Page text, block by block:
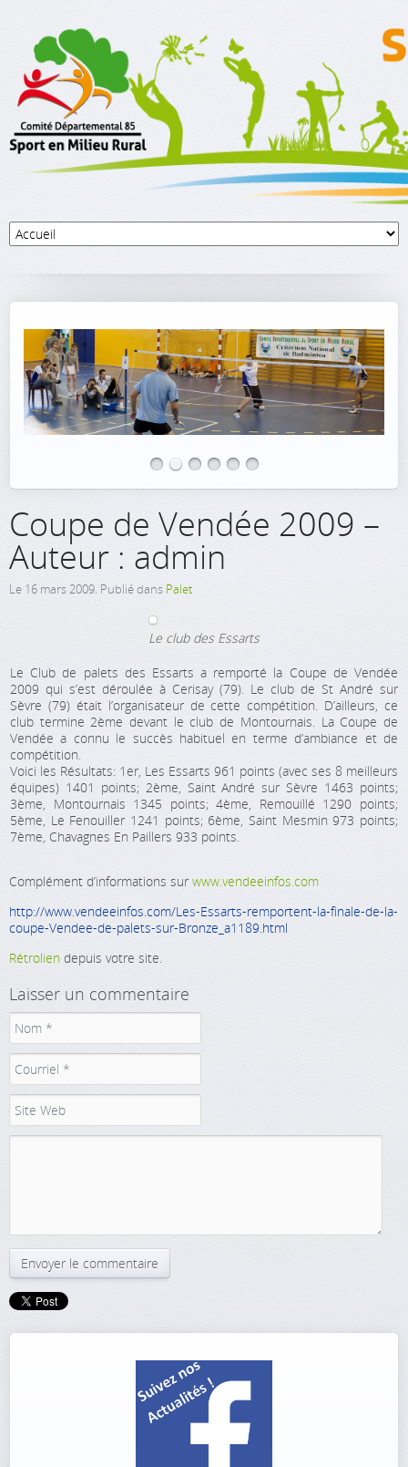
Coupe de Vendée 2009 –
Auteur : admin
Le 16 mars 2009. Publié dans Palet
Le club des Essarts
Le Club de palets des Essarts a remporté la Coupe de Vendée
2009 qui s’est déroulée à Cerisay (79). Le club de St André sur
Sèvre (79) était l’organisateur de cette compétition. D’ailleurs, ce
club termine 2ème devant le club de Montournais. La Coupe de
Vendée a connu le succès habituel en terme d’ambiance et de
compétition.
Voici les Résultats: 1er, Les Essarts 961 points (avec ses 8 meilleurs
équipes) 1401 points; 2ème, Saint André sur Sèvre 1463 points;
3ème, Montournais 1345 points; 4ème, Remouillé 1290 points;
5ème, Le Fenouiller 1241 points; 6ème, Saint Mesmin 973 points;
7ème, Chavagnes En Paillers 933 points.
Complément d’informations surwww.vendeeinfos.com
http://www.vendeeinfos.com/Les-Essarts-remportent-la-finale-de-la-
coupe-Vendee-de-palets-sur-Bronze_a1189.html
Rétrolien depuis votre site.
Laisser un commentaire